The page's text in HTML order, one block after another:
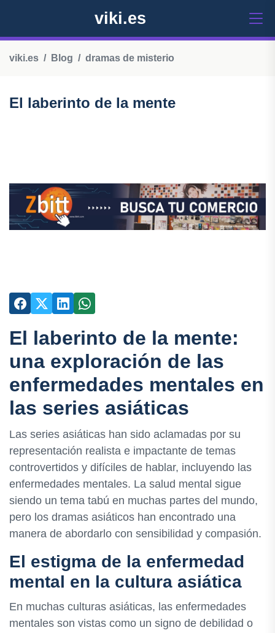
viki.es
viki.es Blog dramas de misterio
El laberinto de la mente
El laberinto de la mente:
una exploración de las
enfermedades mentales en
las series asiáticas
Las series asiáticas han sido aclamadas por su
representación realista e impactante de temas
controvertidos y difíciles de hablar, incluyendo las
enfermedades mentales. La salud mental sigue
siendo un tema tabú en muchas partes del mundo,
pero los dramas asiáticos han encontrado una
manera de abordarlo con sensibilidad y compasión.
El estigma de la enfermedad
mental en la cultura asiática
En muchas culturas asiáticas, las enfermedades
mentales son vistas como un signo de debilidad o